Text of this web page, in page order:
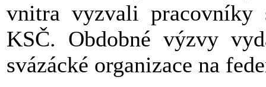
vnitra vyzvali pracovníky
KSČ. Obdobné výzvy
svázácké organizace na